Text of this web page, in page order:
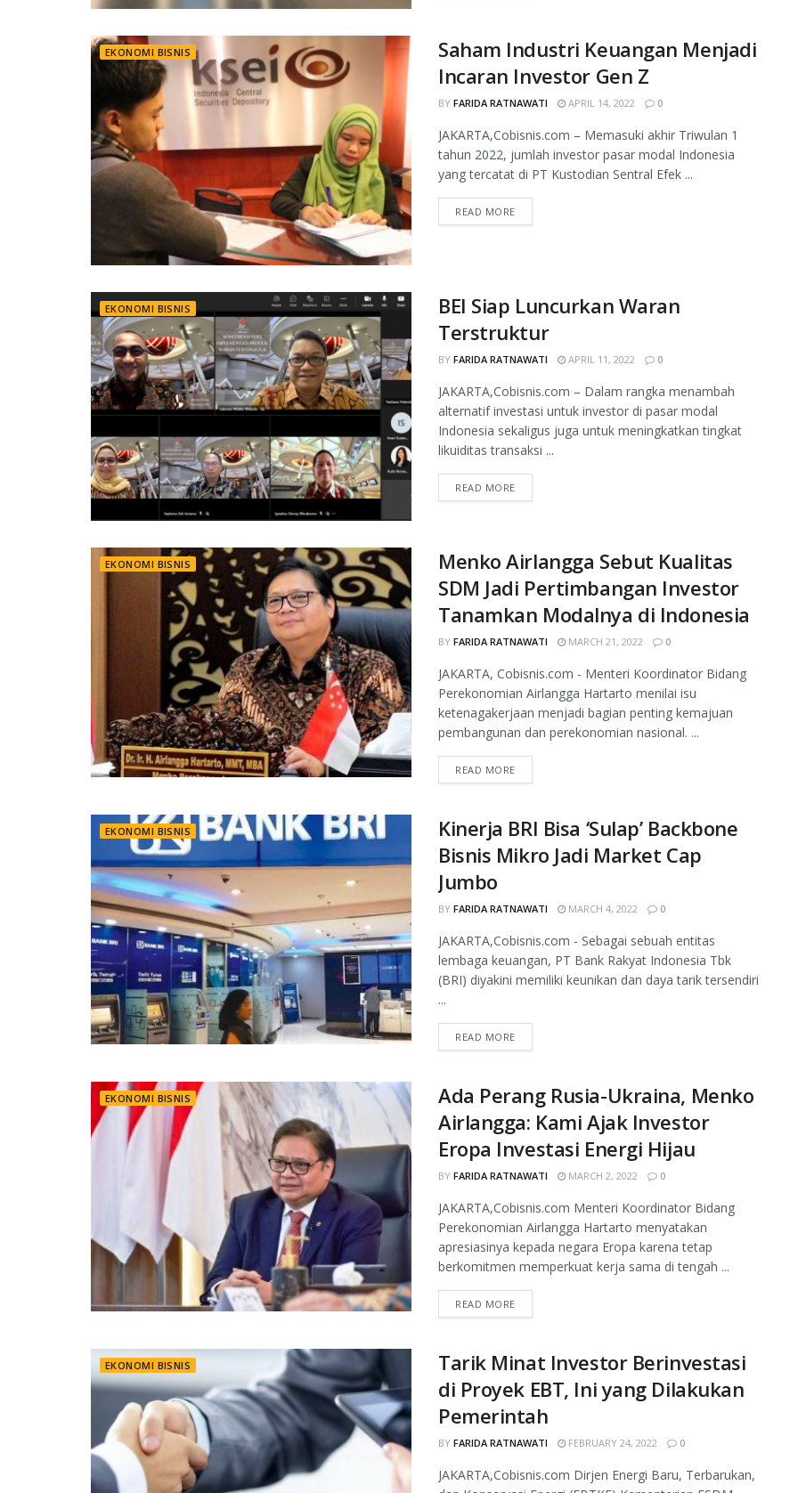
EKONOMI BISNIS
Saham Industri Keuangan Menjadi
Incaran Investor Gen Z
BY FARIDA RATNAWATI APRIL 14, 2022 0
JAKARTA,Cobisnis.com – Memasuki akhir Triwulan 1
tahun 2022, jumlah investor pasar modal Indonesia
yang tercatat di PT Kustodian Sentral Efek ...
READ MORE
EKONOMI BISNIS
BEI Siap Luncurkan Waran
Terstruktur
BY FARIDA RATNAWATI APRIL 11, 2022 0
JAKARTA,Cobisnis.com – Dalam rangka menambah
alternatif investasi untuk investor di pasar modal
Indonesia sekaligus juga untuk meningkatkan tingkat
likuiditas transaksi ...
READ MORE
EKONOMI BISNIS
Menko Airlangga Sebut Kualitas
SDM Jadi Pertimbangan Investor
Tanamkan Modalnya di Indonesia
BY FARIDA RATNAWATI MARCH 21, 2022 0
JAKARTA, Cobisnis.com - Menteri Koordinator Bidang
Perekonomian Airlangga Hartarto menilai isu
ketenagakerjaan menjadi bagian penting kemajuan
pembangunan dan perekonomian nasional. ...
READ MORE
EKONOMI BISNIS
Kinerja BRI Bisa ‘Sulap’ Backbone
Bisnis Mikro Jadi Market Cap
Jumbo
BY FARIDA RATNAWATI MARCH 4, 2022 0
JAKARTA,Cobisnis.com - Sebagai sebuah entitas
lembaga keuangan, PT Bank Rakyat Indonesia Tbk
(BRI) diyakini memiliki keunikan dan daya tarik tersendiri
...
READ MORE
EKONOMI BISNIS
Ada Perang Rusia-Ukraina, Menko
Airlangga: Kami Ajak Investor
Eropa Investasi Energi Hijau
BY FARIDA RATNAWATI MARCH 2, 2022 0
JAKARTA,Cobisnis.com Menteri Koordinator Bidang
Perekonomian Airlangga Hartarto menyatakan
apresiasinya kepada negara Eropa karena tetap
berkomitmen memperkuat kerja sama di tengah ...
READ MORE
EKONOMI BISNIS
Tarik Minat Investor Berinvestasi
di Proyek EBT, Ini yang Dilakukan
Pemerintah
BY FARIDA RATNAWATI FEBRUARY 24, 2022 0
JAKARTA,Cobisnis.com Dirjen Energi Baru, Terbarukan,